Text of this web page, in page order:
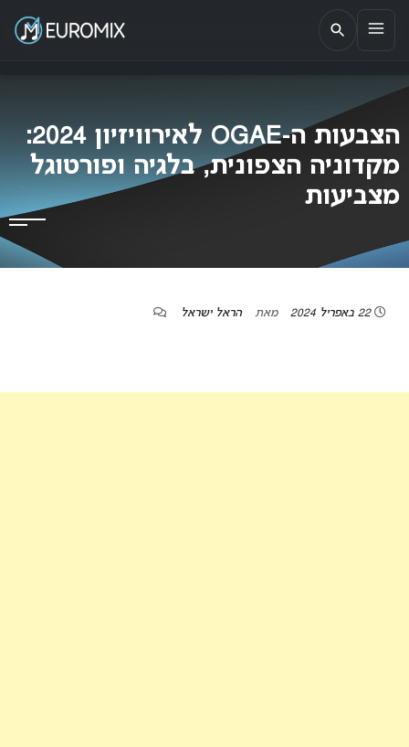
EUROMIX
אתר הבית של האירוויזיון בישראל
הצבעות ה-OGAE לאירוויזיון 2024:
מקדוניה הצפונית, בלגיה ופורטוגל
מצביעות
22 באפריל 2024 מאת הראל ישראל